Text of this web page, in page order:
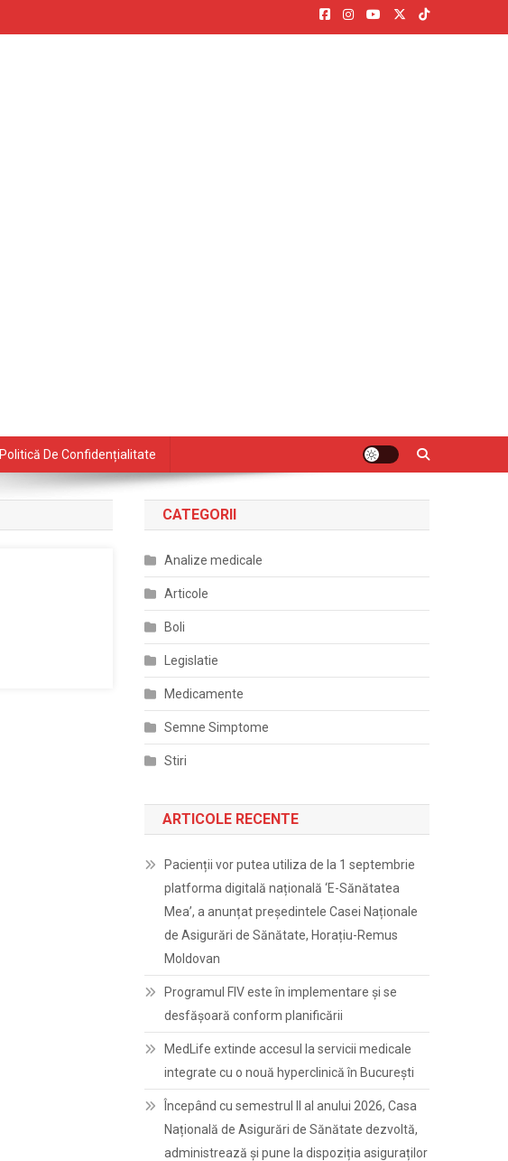
Politică De Confidențialitate
CATEGORII
Analize medicale
Articole
Boli
Legislatie
Medicamente
Semne Simptome
Stiri
ARTICOLE RECENTE
Pacienții vor putea utiliza de la 1 septembrie
platforma digitală națională ‘E-Sănătatea
Mea’, a anunțat președintele Casei Naționale
de Asigurări de Sănătate, Horațiu-Remus
Moldovan
Programul FIV este în implementare și se
desfășoară conform planificării
MedLife extinde accesul la servicii medicale
integrate cu o nouă hyperclinică în București
Începând cu semestrul II al anului 2026, Casa
Națională de Asigurări de Sănătate dezvoltă,
administrează și pune la dispoziția asiguraților